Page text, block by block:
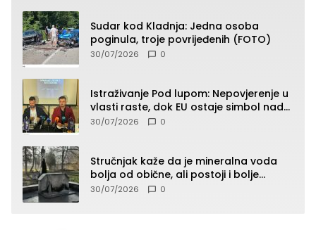
Sudar kod Kladnja: Jedna osoba
poginula, troje povrijeđenih (FOTO)
30/07/2026 0
Istraživanje Pod lupom: Nepovjerenje u
vlasti raste, dok EU ostaje simbol nade
građana
30/07/2026 0
Stručnjak kaže da je mineralna voda
bolja od obične, ali postoji i bolje
rješenje
30/07/2026 0